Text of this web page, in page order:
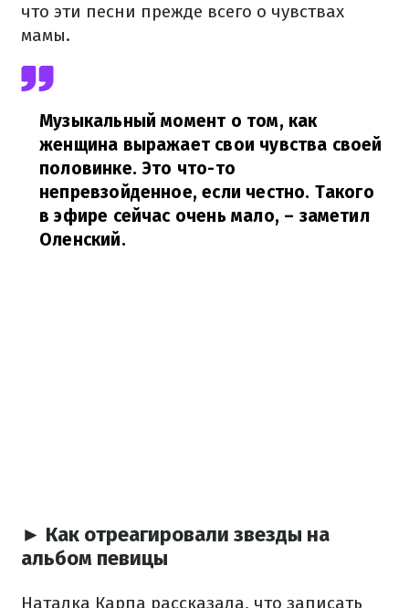
что эти песни прежде всего о чувствах
мамы.
Музыкальный момент о том, как
женщина выражает свои чувства своей
половинке. Это что-то
непревзойденное, если честно. Такого
в эфире сейчас очень мало, – заметил
Оленский.
► Как отреагировали звезды на
альбом певицы
Наталка Карпа рассказала, что записать